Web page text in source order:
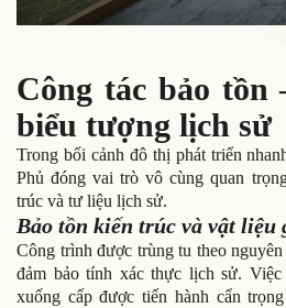
Công tác bảo tồn
biểu tượng lịch sử
Trong bối cảnh đô thị phát triển
Phủ đóng vai trò vô cùng quan
trúc và tư liệu lịch sử.
Bảo tồn kiến trúc và vật liệu
Công trình được trùng tu theo
đảm bảo tính xác thực lịch sử.
xuống cấp được tiến hành cẩn